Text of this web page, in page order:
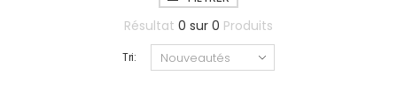
Résultat 0 sur 0 Produits
Tri: